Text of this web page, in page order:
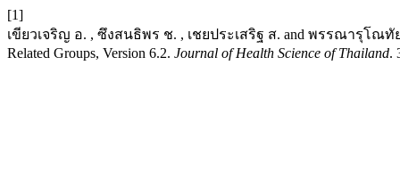
[1]
เขียวเจริญ อ. , ซึงสนธิพร ช. , เชยประเสริฐ ส. and พรรณารุโณทัย ศ
Related Groups, Version 6.2. Journal of Health Science of Thailand.